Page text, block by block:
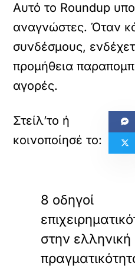
Αυτό το Roundup
αναγνώστες. Όταν
συνδέσμους,
προμήθεια
αγορές.
8 οδηγοί
στην ελληνική